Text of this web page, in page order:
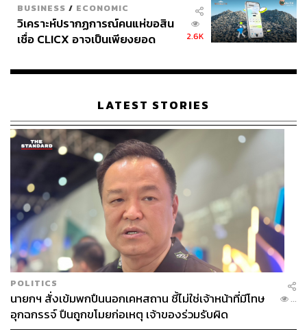
BUSINESS / ECONOMIC
วิเคราะห์ปรากฏการณ์คนแห่ขอสิน
เชื่อ CLICX อาจเป็นเพียงยอด
เรือนไทยที่ถูกซุกไว้
2.6K
LATEST STORIES
POLITICS
นายกฯ สั่งเข้มพกปืนนอกเคหสถาน ชี้ไม่ใช่เจ้าหน้าที่มีโทษ
อุกฉกรรจ์ ปืนถูกขโมยก่อเหตุ เจ้าของร่วมรับผิด
...